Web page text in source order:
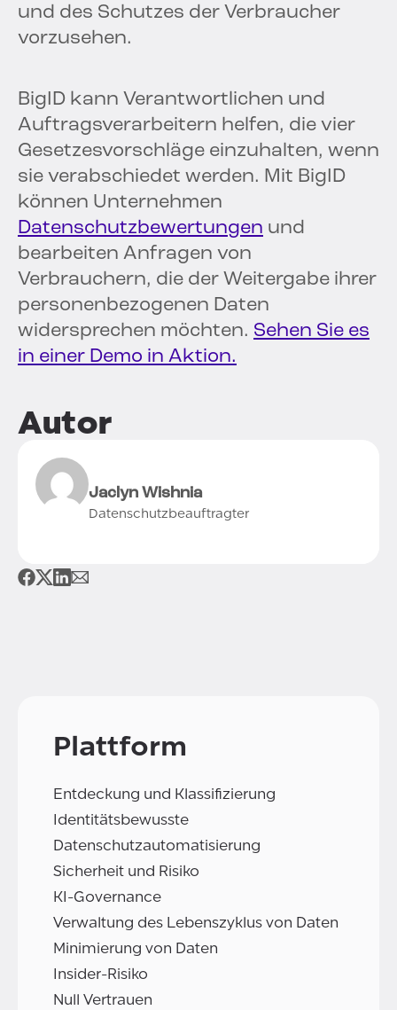
und des Schutzes der Verbraucher
vorzusehen.
BigID kann Verantwortlichen und
Auftragsverarbeitern helfen, die vier
Gesetzesvorschläge einzuhalten, wenn
sie verabschiedet werden. Mit BigID
können Unternehmen
Datenschutzbewertungen und
bearbeiten Anfragen von
Verbrauchern, die der Weitergabe ihrer
personenbezogenen Daten
widersprechen möchten. Sehen Sie es
in einer Demo in Aktion.
Autor
Jaclyn Wishnia
Datenschutzbeauftragter
Plattform
Entdeckung und Klassifizierung
Identitätsbewusste
Datenschutzautomatisierung
Sicherheit und Risiko
KI-Governance
Verwaltung des Lebenszyklus von Daten
Minimierung von Daten
Insider-Risiko
Null Vertrauen